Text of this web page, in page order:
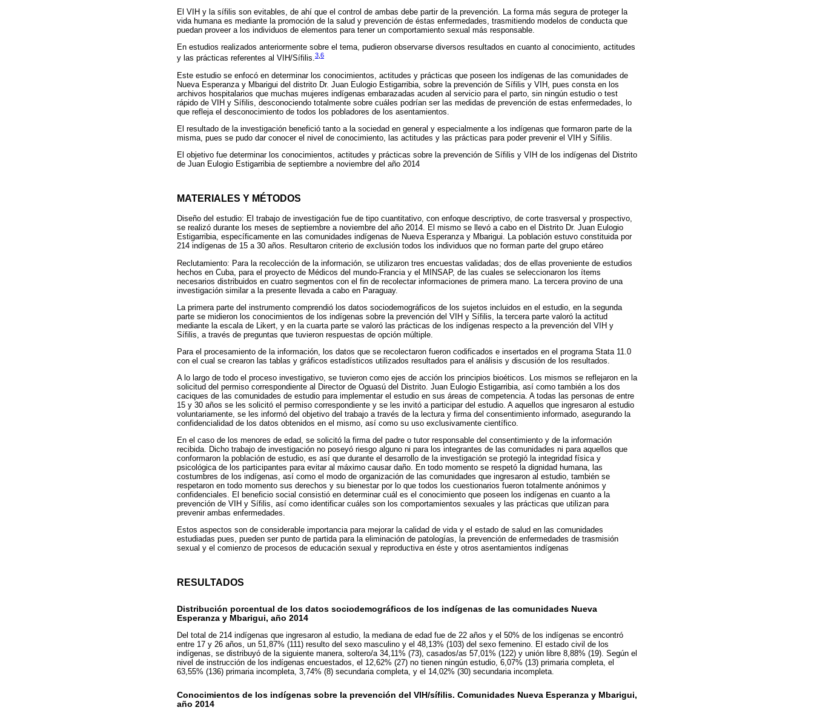
El VIH y la sífilis son evitables, de ahí que el control de ambas debe partir de la prevención. La forma más segura de proteger la
vida humana es mediante la promoción de la salud y prevención de éstas enfermedades, trasmitiendo modelos de conducta que
puedan proveer a los individuos de elementos para tener un comportamiento sexual más responsable.
En estudios realizados anteriormente sobre el tema, pudieron observarse diversos resultados en cuanto al conocimiento, actitudes
y las prácticas referentes al VIH/Sífilis.3 6
Este estudio se enfocó en determinar los conocimientos, actitudes y prácticas que poseen los indígenas de las comunidades de
Nueva Esperanza y Mbarigui del distrito Dr. Juan Eulogio Estigarribia, sobre la prevención de Sífilis y VIH, pues consta en los
archivos hospitalarios que muchas mujeres indígenas embarazadas acuden al servicio para el parto, sin ningún estudio o test
rápido de VIH y Sífilis, desconociendo totalmente sobre cuáles podrían ser las medidas de prevención de estas enfermedades, lo
que refleja el desconocimiento de todos los pobladores de los asentamientos.
El resultado de la investigación benefició tanto a la sociedad en general y especialmente a los indígenas que formaron parte de la
misma, pues se pudo dar conocer el nivel de conocimiento, las actitudes y las prácticas para poder prevenir el VIH y Sífilis.
El objetivo fue determinar los conocimientos, actitudes y prácticas sobre la prevención de Sífilis y VIH de los indígenas del Distrito
de Juan Eulogio Estigarribia de septiembre a noviembre del año 2014
MATERIALES Y MÉTODOS
Diseño del estudio: El trabajo de investigación fue de tipo cuantitativo, con enfoque descriptivo, de corte trasversal y prospectivo,
se realizó durante los meses de septiembre a noviembre del año 2014. El mismo se llevó a cabo en el Distrito Dr. Juan Eulogio
Estigarribia, específicamente en las comunidades indígenas de Nueva Esperanza y Mbarigui. La población estuvo constituida por
214 indígenas de 15 a 30 años. Resultaron criterio de exclusión todos los individuos que no forman parte del grupo etáreo
Reclutamiento: Para la recolección de la información, se utilizaron tres encuestas validadas; dos de ellas proveniente de estudios
hechos en Cuba, para el proyecto de Médicos del mundo-Francia y el MINSAP, de las cuales se seleccionaron los ítems
necesarios distribuidos en cuatro segmentos con el fin de recolectar informaciones de primera mano. La tercera provino de una
investigación similar a la presente llevada a cabo en Paraguay.
La primera parte del instrumento comprendió los datos sociodemográficos de los sujetos incluidos en el estudio, en la segunda
parte se midieron los conocimientos de los indígenas sobre la prevención del VIH y Sífilis, la tercera parte valoró la actitud
mediante la escala de Likert, y en la cuarta parte se valoró las prácticas de los indígenas respecto a la prevención del VIH y
Sífilis, a través de preguntas que tuvieron respuestas de opción múltiple.
Para el procesamiento de la información, los datos que se recolectaron fueron codificados e insertados en el programa Stata 11.0
con el cual se crearon las tablas y gráficos estadísticos utilizados resultados para el análisis y discusión de los resultados.
A lo largo de todo el proceso investigativo, se tuvieron como ejes de acción los principios bioéticos. Los mismos se reflejaron en la
solicitud del permiso correspondiente al Director de Oguasú del Distrito. Juan Eulogio Estigarribia, así como también a los dos
caciques de las comunidades de estudio para implementar el estudio en sus áreas de competencia. A todas las personas de entre
15 y 30 años se les solicitó el permiso correspondiente y se les invitó a participar del estudio. A aquellos que ingresaron al estudio
voluntariamente, se les informó del objetivo del trabajo a través de la lectura y firma del consentimiento informado, asegurando la
confidencialidad de los datos obtenidos en el mismo, así como su uso exclusivamente científico.
En el caso de los menores de edad, se solicitó la firma del padre o tutor responsable del consentimiento y de la información
recibida. Dicho trabajo de investigación no poseyó riesgo alguno ni para los integrantes de las comunidades ni para aquellos que
conformaron la población de estudio, es así que durante el desarrollo de la investigación se protegió la integridad física y
psicológica de los participantes para evitar al máximo causar daño. En todo momento se respetó la dignidad humana, las
costumbres de los indígenas, así como el modo de organización de las comunidades que ingresaron al estudio, también se
respetaron en todo momento sus derechos y su bienestar por lo que todos los cuestionarios fueron totalmente anónimos y
confidenciales. El beneficio social consistió en determinar cuál es el conocimiento que poseen los indígenas en cuanto a la
prevención de VIH y Sífilis, así como identificar cuáles son los comportamientos sexuales y las prácticas que utilizan para
prevenir ambas enfermedades.
Estos aspectos son de considerable importancia para mejorar la calidad de vida y el estado de salud en las comunidades
estudiadas pues, pueden ser punto de partida para la eliminación de patologías, la prevención de enfermedades de trasmisión
sexual y el comienzo de procesos de educación sexual y reproductiva en éste y otros asentamientos indígenas
RESULTADOS
Distribución porcentual de los datos sociodemográficos de los indígenas de las comunidades Nueva
Esperanza y Mbarigui, año 2014
Del total de 214 indígenas que ingresaron al estudio, la mediana de edad fue de 22 años y el 50% de los indígenas se encontró
entre 17 y 26 años, un 51,87% (111) resulto del sexo masculino y el 48,13% (103) del sexo femenino. El estado civil de los
indígenas, se distribuyó de la siguiente manera, soltero/a 34,11% (73), casados/as 57,01% (122) y unión libre 8,88% (19). Según el
nivel de instrucción de los indígenas encuestados, el 12,62% (27) no tienen ningún estudio, 6,07% (13) primaria completa, el
63,55% (136) primaria incompleta, 3,74% (8) secundaria completa, y el 14,02% (30) secundaria incompleta.
Conocimientos de los indígenas sobre la prevención del VIH/sífilis. Comunidades Nueva Esperanza y Mbarigui,
año 2014